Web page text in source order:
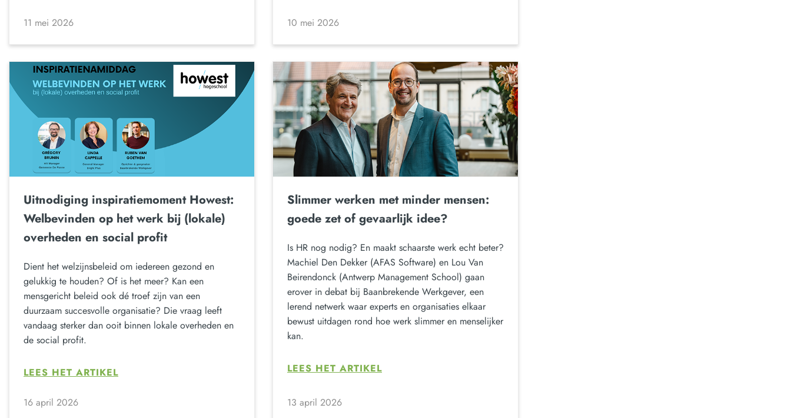
11 mei 2026 10 mei 2026
Uitnodiging inspiratiemoment Howest:
Welbevinden op het werk bij (lokale)
overheden en social profit
Dient het welzijnsbeleid om iedereen gezond en
gelukkig te houden? Of is het meer? Kan een
mensgericht beleid ook dé troef zijn van een
duurzaam succesvolle organisatie? Die vraag leeft
vandaag sterker dan ooit binnen lokale overheden en
de social profit.
LEES HET ARTIKEL
16 april 2026
Slimmer werken met minder mensen:
goede zet of gevaarlijk idee?
Is HR nog nodig? En maakt schaarste werk echt beter?
Machiel Den Dekker (AFAS Software) en Lou Van
Beirendonck (Antwerp Management School) gaan
erover in debat bij Baanbrekende Werkgever, een
lerend netwerk waar experts en organisaties elkaar
bewust uitdagen rond hoe werk slimmer en menselijker
kan.
LEES HET ARTIKEL
13 april 2026